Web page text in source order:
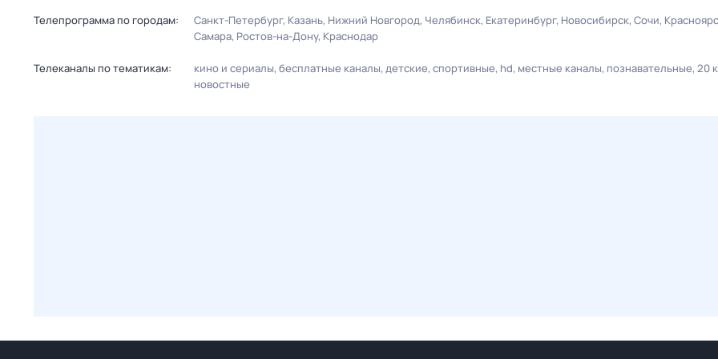
Телепрограмма по городам: Санкт-Петербург Казань Нижний Новгород Челябинск Екатеринбург Новосибирск Сочи
Самара Ростов-на-Дону Краснодар
Телеканалы по тематикам: кино и сериалы бесплатные каналы детские спортивные hd местные каналы познавательные 20
новостные